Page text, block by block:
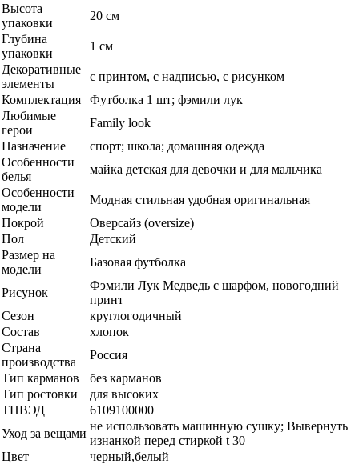
Высота
упаковки
20 см
Глубина
упаковки
1 см
Декоративные
элементы
с принтом, с надписью, с рисунком
Комплектация
Футболка 1 шт; фэмили лук
Любимые
герои
Family look
Назначение
спорт; школа; домашняя одежда
Особенности
белья
майка детская для девочки и для мальчика
Особенности
модели
Модная стильная удобная оригинальная
Покрой
Оверсайз (oversize)
Пол
Детский
Размер на
модели
Базовая футболка
Рисунок
Фэмили Лук Медведь с шарфом, новогодний
принт
Сезон
круглогодичный
Состав
хлопок
Страна
производства
Россия
Тип карманов
без карманов
Тип ростовки
для высоких
ТНВЭД
6109100000
Уход за вещами
не использовать машинную сушку; Вывернуть
изнанкой перед стиркой t 30
Цвет
черный,белый